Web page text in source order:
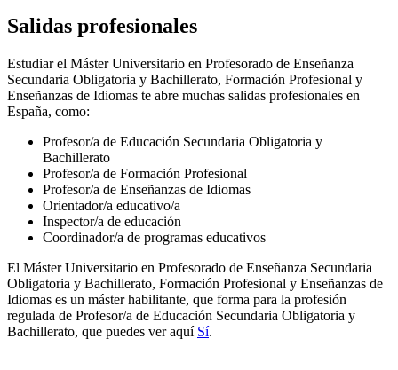
Salidas profesionales
Estudiar el Máster Universitario en Profesorado de Enseñanza
Secundaria Obligatoria y Bachillerato, Formación Profesional y
Enseñanzas de Idiomas te abre muchas salidas profesionales en
España, como:
Profesor/a de Educación Secundaria Obligatoria y
Bachillerato
Profesor/a de Formación Profesional
Profesor/a de Enseñanzas de Idiomas
Orientador/a educativo/a
Inspector/a de educación
Coordinador/a de programas educativos
El Máster Universitario en Profesorado de Enseñanza Secundaria
Obligatoria y Bachillerato, Formación Profesional y Enseñanzas de
Idiomas es un máster habilitante, que forma para la profesión
regulada de Profesor/a de Educación Secundaria Obligatoria y
Bachillerato, que puedes ver aquí Sí.